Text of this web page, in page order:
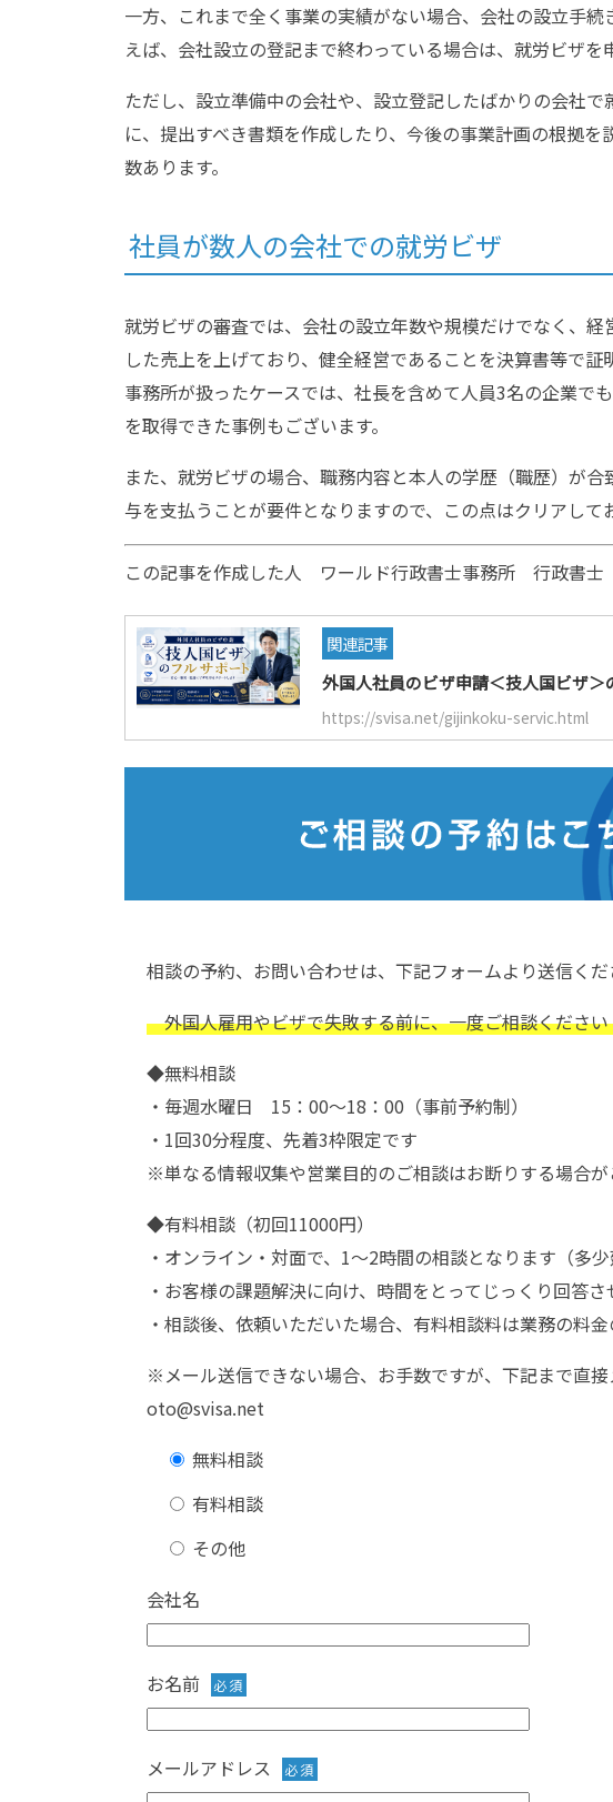
一方、これまで全く事業の実績がない場合、会社の設立手
えば、会社設立の登記まで終わっている場合は、就労ビザを
ただし、設立準備中の会社や、設立登記したばかりの会社
に、提出すべき書類を作成したり、今後の事業計画の根拠
数あります。
社員が数人の会社での就労ビザ
就労ビザの審査では、会社の設立年数や規模だけでなく、
した売上を上げており、健全経営であることを決算書等で
事務所が扱ったケースでは、社長を含めて人員3名の企業で
を取得できた事例もございます。
また、就労ビザの場合、職務内容と本人の学歴（職歴）が
与を支払うことが要件となりますので、この点はクリアして
この記事を作成した人 ワールド行政書士事務所 行政書
関連記事
外国人社員のビザ申請＜技人国ビザ＞
https://svisa.net/gijinkoku-servic.html
相談の予約、お問い合わせは、下記フォームより送信くだ
外国人雇用やビザで失敗する前に、一度ご相談くださ
◆無料相談
・毎週水曜日 15：00～18：00（事前予約制）
・1回30分程度、先着3枠限定です
※単なる情報収集や営業目的のご相談はお断りする場合が
◆有料相談（初回11000円）
・オンライン・対面で、1～2時間の相談となります（多少
・お客様の課題解決に向け、時間をとってじっくり回答
・相談後、依頼いただいた場合、有料相談料は業務の料
※メール送信できない場合、お手数ですが、下記まで直接
oto@svisa.net
無料相談
有料相談
その他
会社名
お名前 必須
メールアドレス 必須